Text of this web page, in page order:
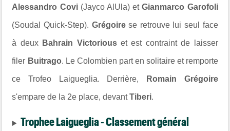
Alessandro Covi (Jayco AlUla) etGianmarco Garofoli
(Soudal Quick-Step). Grégoirese retrouve lui seul face
à deux Bahrain Victoriouset est contraint de laisser
filer Buitrago. Le Colombien part en solitaire et remporte
ce Trofeo Laigueglia. Derrière, Romain Grégoire
s'empare de la 2e place, devantTiberi.
Trophee Laigueglia - Classement général